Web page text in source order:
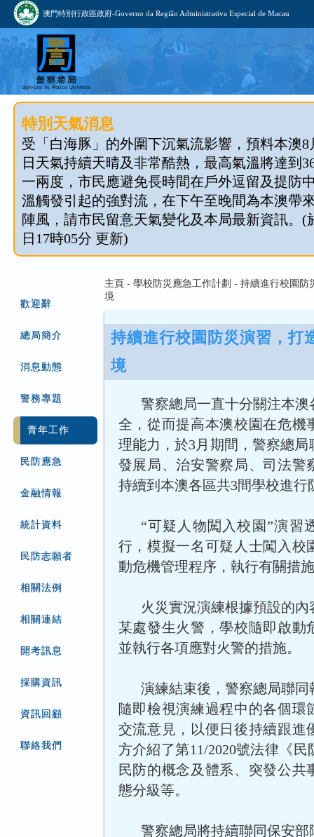
澳門特別行政區政府-Governo da Região Administrativa Especial de Macau
特別天氣消息
受「白海豚」的外圍下沉氣流影響，預料本澳8
日天氣持續天晴及非常酷熱，最高氣溫將達到
一兩度，市民應避免長時間在戶外逗留及提防
溫觸發引起的強對流，在下午至晚間為本澳帶
陣風，請市民留意天氣變化及本局最新資訊。(
日17時05分 更新)
歡迎辭
總局簡介
消息動態
警務專題
青年工作
民防應急
金融情報
統計資料
民防志願者
相關法例
相關連結
開考訊息
採購資訊
資訊回顧
聯絡我們
主頁 - 學校防災應急工作計劃 - 持續進行校園防
境
持續進行校園防災演習，打
境
警察總局一直十分關注本
全，從而提高本澳校園在危機
理能力，於3月期間，警察總局
發展局、治安警察局、司法警
持續到本澳各區共3間學校進行
“可疑人物闖入校園”演習
行，模擬一名可疑人士闖入校
動危機管理程序，執行有關措
火災實況演練根據預設的
某處發生火警，學校隨即啟動
並執行各項應對火警的措施。
演練結束後，警察總局聯
隨即檢視演練過程中的各個環
交流意見，以便日後持續跟進
方介紹了第11/2020號法律《
民防的概念及體系、突發公共
態分級等。
警察總局將持續聯同保安